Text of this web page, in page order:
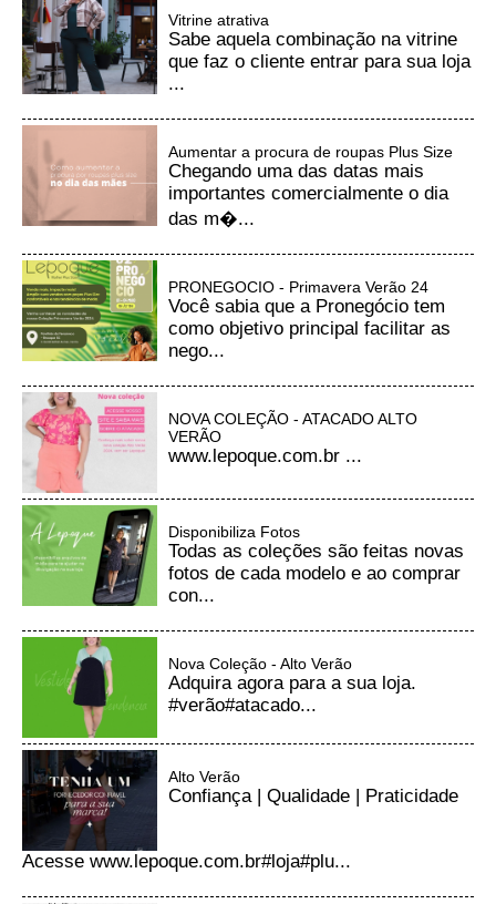
Vitrine atrativa
Sabe aquela combinação na vitrine
que faz o cliente entrar para sua loja
...
Aumentar a procura de roupas Plus Size
Chegando uma das datas mais
importantes comercialmente o dia
das m�...
PRONEGOCIO - Primavera Verão 24
Você sabia que a Pronegócio tem
como objetivo principal facilitar as
nego...
NOVA COLEÇÃO - ATACADO ALTO
VERÃO
www.lepoque.com.br ...
Disponibiliza Fotos
Todas as coleções são feitas novas
fotos de cada modelo e ao comprar
con...
Nova Coleção - Alto Verão
Adquira agora para a sua loja.
#verão#atacado...
Alto Verão
Confiança | Qualidade | Praticidade
Acesse www.lepoque.com.br#loja#plu...